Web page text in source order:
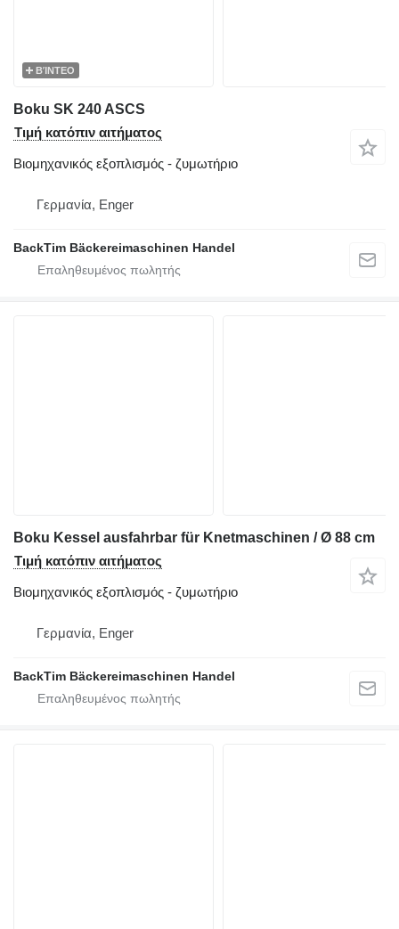
ΒΊΝΤΕΟ
Boku SK 240 ASCS
Τιμή κατόπιν αιτήματος
Βιομηχανικός εξοπλισμός - ζυμωτήριο
Γερμανία, Enger
BackTim Bäckereimaschinen Handel
Boku Kessel ausfahrbar für Knetmaschinen / Ø 88 cm
Τιμή κατόπιν αιτήματος
Βιομηχανικός εξοπλισμός - ζυμωτήριο
Γερμανία, Enger
BackTim Bäckereimaschinen Handel